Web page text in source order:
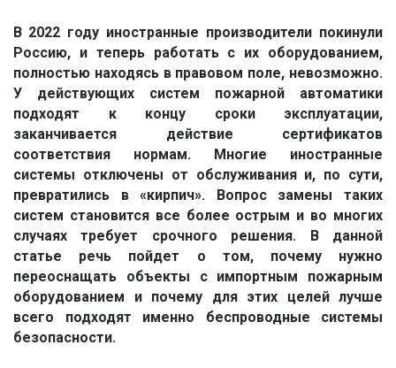
В 2022 году иностранные производители покинули
Россию, и теперь работать с их оборудованием,
полностью находясь в правовом поле, невозможно.
У действующих систем пожарной автоматики
подходят к концу сроки эксплуатации,
заканчивается действие сертификатов
соответствия нормам. Многие иностранные
системы отключены от обслуживания и, по сути,
превратились в «кирпич». Вопрос замены таких
систем становится все более острым и во многих
случаях требует срочного решения. В данной
статье речь пойдет о том, почему нужно
переоснащать объекты с импортным пожарным
оборудованием и почему для этих целей лучше
всего подходят именно беспроводные системы
безопасности.